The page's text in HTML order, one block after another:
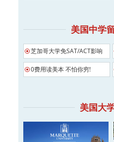
美国中学
芝加哥大学免SAT/ACT影响
0费用读美本 不怕你穷!
美国大